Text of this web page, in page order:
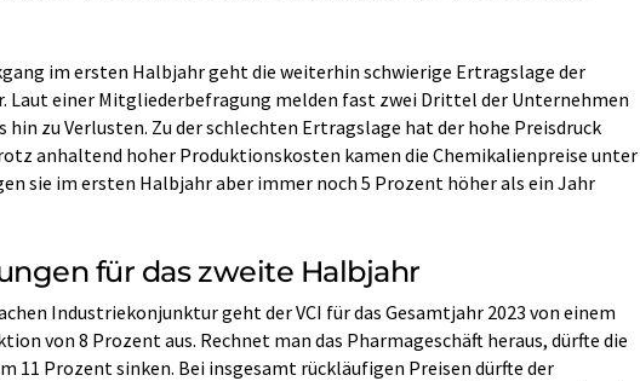
im ersten Halbjahr geht die weiterhin schwierige Ertragslage der
Laut einer Mitgliederbefragung melden fast zwei Drittel der Unternehmen
hin zu Verlusten. Zu der schlechten Ertragslage hat der hohe Preisdruck
anhaltend hoher Produktionskosten kamen die Chemikalienpreise unter
sie im ersten Halbjahr aber immer noch 5 Prozent höher als ein Jahr
für das zweite Halbjahr
Industriekonjunktur geht der VCI für das Gesamtjahr 2023 von einem
von 8 Prozent aus. Rechnet man das Pharmageschäft heraus, dürfte die
11 Prozent sinken. Bei insgesamt rückläufigen Preisen dürfte der